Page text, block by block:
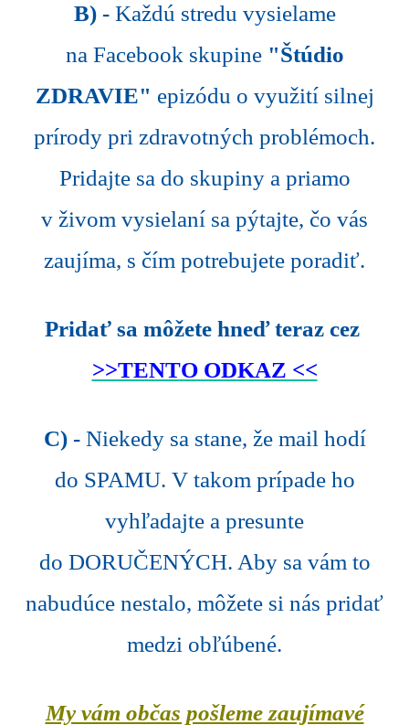
B) -Každú stredu vysielame
na Facebook skupine "Štúdio
ZDRAVIE" epizódu o využití silnej
prírody pri zdravotných problémoch.
Pridajte sa do skupiny a priamo
v živom vysielaní sa pýtajte, čo vás
zaujíma, s čím potrebujete poradiť.
Pridať sa môžete hneď teraz cez
>>TENTO ODKAZ <<
C) -Niekedy sa stane, že mail hodí
do SPAMU. V takom prípade ho
vyhľadajte a presunte
do DORUČENÝCH. Aby sa vám to
nabudúce nestalo, môžete si nás pridať
medzi obľúbené.
My vám občas pošleme zaujímavé